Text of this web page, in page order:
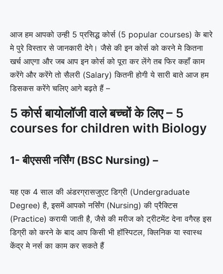
आज हम आपको उन्ही 5 प्रसिद्ध कोर्स (5 popular courses) के बारे
मे पुरे विस्तार से जानकारी देगे। जैसे की इन कोर्स को करने मे कितना
खर्च आएगा और जब आप इन कोर्स को पूरा कर लेंगे तब फिर कहाँ काम
करेंगे और करेंगे तो सैलरी (Salary) कितनी होगी ये सारी बाते आज हम
डिसकस करेंगे चलिए आगे बढ़ते हैं –
5 कोर्स बायोलॉजी वाले बच्चों के लिए – 5
courses for children with Biology
1- बीएससी नर्सिंग (BSC Nursing) –
यह एक 4 साल की अंडरग्रासजुएट डिग्री (Undergraduate
Degree) है, इसमें आपको नर्सिंग (Nursing) की प्रैक्टिस
(Practice) करायी जाती है, जैसे की मरीज को ट्रीटमेंट देना वगैरह इस
डिग्री को करने के बाद आप किसी भी हॉस्पिटल, क्लिनिक या स्वास्थ
केंद्र मे नर्स का काम कर सकते हैं